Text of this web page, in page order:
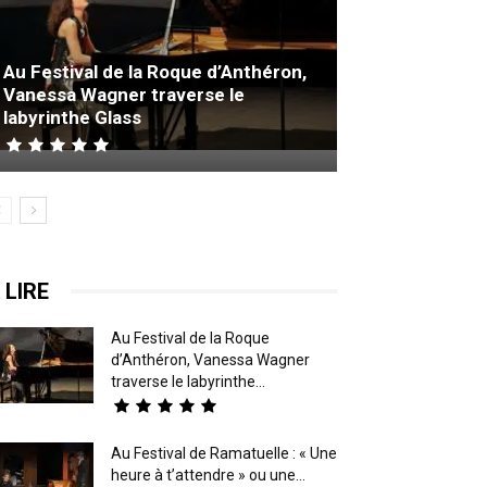
Au Festival de la Roque d’Anthéron,
Vanessa Wagner traverse le
labyrinthe Glass
Au Festival de la Roque
d’Anthéron, Vanessa Wagner
traverse le labyrinthe...
Au Festival de Ramatuelle : « Une
heure à t’attendre » ou une...